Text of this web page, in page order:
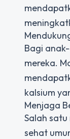
Bagi
mereka.
kalsium
Menjaga
Salah
sehat